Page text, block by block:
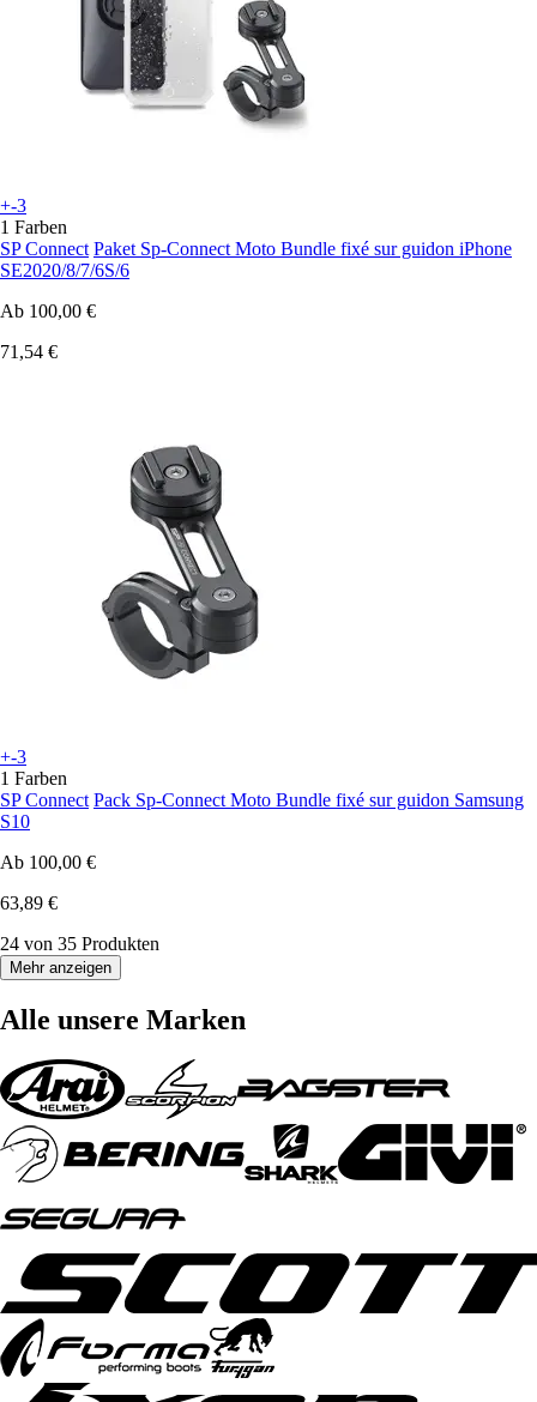
+-3
1 Farben
SP Connect Paket Sp-Connect Moto Bundle fixé sur guidon iPhone
SE2020/8/7/6S/6
Ab 100,00 €
71,54 €
+-3
1 Farben
SP Connect Pack Sp-Connect Moto Bundle fixé sur guidon Samsung
S10
Ab 100,00 €
63,89 €
24 von 35 Produkten
Mehr anzeigen
Alle unsere Marken